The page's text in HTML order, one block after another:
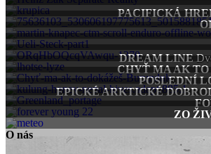
PACIFICKÁ
DREAM LINE
CHYŤ MA AK TO
POSLEDNÍ
EPICKÉ ARKTICKÉ
ZO
O nás